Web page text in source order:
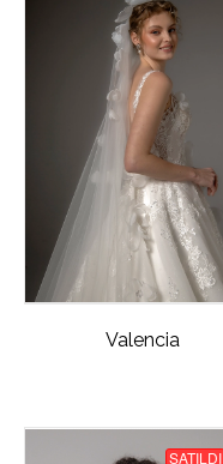
Valencia
SATILDI